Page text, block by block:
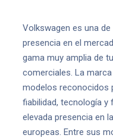
Volkswagen es una
presencia en el
gama muy amplia de
comerciales. La
modelos reconocidos
fiabilidad, tecnología y
elevada presencia en
europeas. Entre sus